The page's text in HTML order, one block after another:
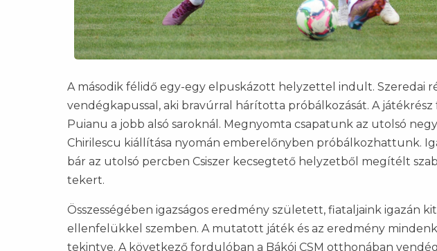
A második félidő egy-egy elpuskázott helyzettel indult. Szeredai
vendégkapussal, aki bravúrral hárította próbálkozását. A
Puianu a jobb alsó saroknál. Megnyomta csapatunk az utolsó
Chirilescu kiállítása nyomán emberelőnyben próbálkozhattunk.
bár az utolsó percben Csiszer kecsegtető helyzetből megítélt
tekert.
Összességében igazságos eredmény született, fiataljaink igazán
ellenfelükkel szemben. A mutatott játék és az eredmény
tekintve. A következő fordulóban a Bákói CSM otthonában